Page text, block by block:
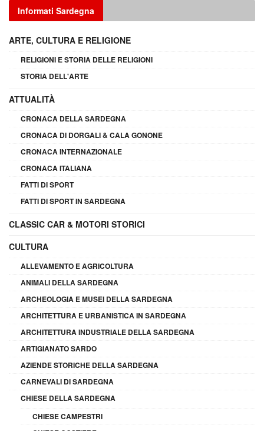
Informati Sardegna
ARTE, CULTURA E RELIGIONE
RELIGIONI E STORIA DELLE RELIGIONI
STORIA DELL'ARTE
ATTUALITÀ
CRONACA DELLA SARDEGNA
CRONACA DI DORGALI & CALA GONONE
CRONACA INTERNAZIONALE
CRONACA ITALIANA
FATTI DI SPORT
FATTI DI SPORT IN SARDEGNA
CLASSIC CAR & MOTORI STORICI
CULTURA
ALLEVAMENTO E AGRICOLTURA
ANIMALI DELLA SARDEGNA
ARCHEOLOGIA E MUSEI DELLA SARDEGNA
ARCHITETTURA E URBANISTICA IN SARDEGNA
ARCHITETTURA INDUSTRIALE DELLA SARDEGNA
ARTIGIANATO SARDO
AZIENDE STORICHE DELLA SARDEGNA
CARNEVALI DI SARDEGNA
CHIESE DELLA SARDEGNA
CHIESE CAMPESTRI